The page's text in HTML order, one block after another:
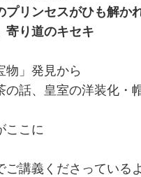
プリンセスがひも解か
寄り道のキセキ
物」発見から
の話、皇室の洋装化・
ここに
講義くださっている